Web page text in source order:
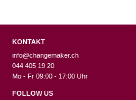
KONTAKT
info@changemaker.ch
044 405 19 20
Mo - Fr 09:00 - 17:00 Uhr
FOLLOW US